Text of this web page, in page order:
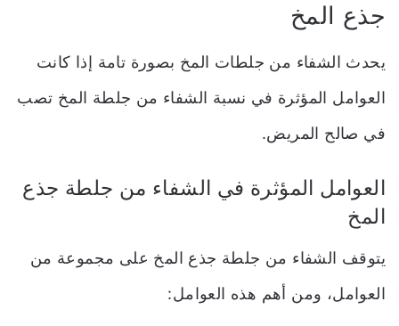
جذع المخ
يحدث الشفاء من جلطات المخ بصورة تامة إذا كانت
العوامل المؤثرة في نسبة الشفاء من جلطة المخ تصب
في صالح المريض.
العوامل المؤثرة في الشفاء من جلطة جذع
المخ
يتوقف الشفاء من جلطة جذع المخ على مجموعة من
العوامل، ومن أهم هذه العوامل: